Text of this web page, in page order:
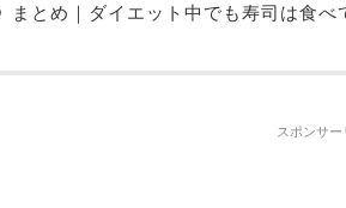
まとめ｜ダイエット中でも寿司は食べ
スポンサー